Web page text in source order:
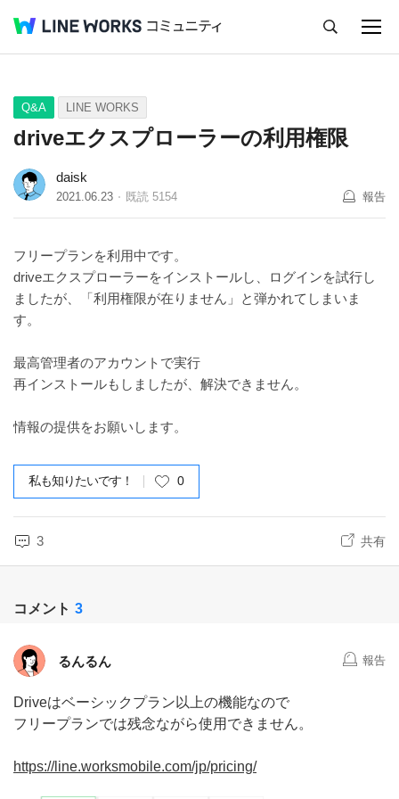
Q&A Tips Ideas
Q&A LINE WORKS
driveエクスプローラーの利用権限
daisk
2021.06.23 既読 5154 報告
フリープランを利用中です。
driveエクスプローラーをインストールし、ログインを試行し
ましたが、「利用権限が在りません」と弾かれてしまいま
す。
最高管理者のアカウントで実行
再インストールもしましたが、解決できません。
情報の提供をお願いします。
私も知りたいです！ 0
3 共有
コメント 3
るんるん 報告
Driveはベーシックプラン以上の機能なので
フリープランでは残念ながら使用できません。
https://line.worksmobile.com/jp/pricing/